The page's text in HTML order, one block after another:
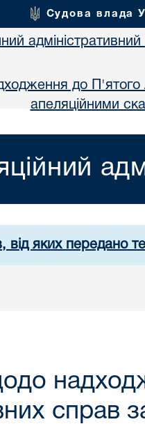
Судова влада
адміністративний
до П'ятого
апеляційними
від яких передано
справ